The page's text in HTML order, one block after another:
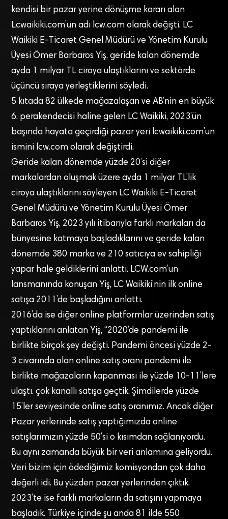
kendisi bir pazar yerine dönüşme kararı alan
Lcwaikiki.com’un adı lcw.com olarak değişti. LC
Waikiki E-Ticaret Genel Müdürü ve Yönetim Kurulu
Üyesi Ömer Barbaros Yiş, geride kalan dönemde
ayda 1 milyar TL ciroya ulaştıklarını ve sektörde
üçüncü sıraya yerleştiklerini söyledi.
5 kıtada 82 ülkede mağazalaşan ve AB’nin en büyük
6. perakendecisi haline gelen LC Waikiki, 2023’ün
başında hayata geçirdiği pazar yeri lcwaikiki.com’un
ismini lcw.com olarak değiştirdi.
Geride kalan dönemde yüzde 20’si diğer
markalardan oluşmak üzere ayda 1 milyar TL’lik
ciroya ulaştıklarını söyleyen LC Waikiki E-Ticaret
Genel Müdürü ve Yönetim Kurulu Üyesi Ömer
Barbaros Yiş, 2023 yılı itibarıyla farklı markaları da
bünyesine katmaya başladıklarını ve geride kalan
dönemde 380 marka ve 210 satıcıya ev sahipliği
yapar hale geldiklerini anlattı. LCW.com’un
lansmanında konuşan Yiş, LC Waikiki’nin ilk online
satışa 2011’de başladığını anlattı.
2016’da ise diğer online platformlar üzerinden satış
yaptıklarını anlatan Yiş, “2020’de pandemi ile
birlikte birçok şey değişti. Pandemi öncesi yüzde 2-
3 civarında olan online satış oranı pandemi ile
birlikte mağazaların kapanması ile yüzde 10-11’lere
ulaştı. çok kanallı satışa geçtik. Şimdilerde yüzde
15’ler seviyesinde online satış oranımız. Ancak diğer
Pazar yerlerinde satış yaptığımızda online
satışlarımızın yüzde 50’si o kısımdan sağlanıyordu.
Bu aynı zamanda büyük bir veri anlamına geliyordu.
Veri bizim için ödediğimiz komisyondan çok daha
değerli idi. Bu yüzden pazar yerlerinden çıktık.
2023’te ise farklı markaların da satışını yapmaya
başladık. Türkiye içinde şu anda 81 ilde 550